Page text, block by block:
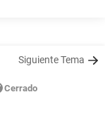
Siguiente Tema
Cerrado